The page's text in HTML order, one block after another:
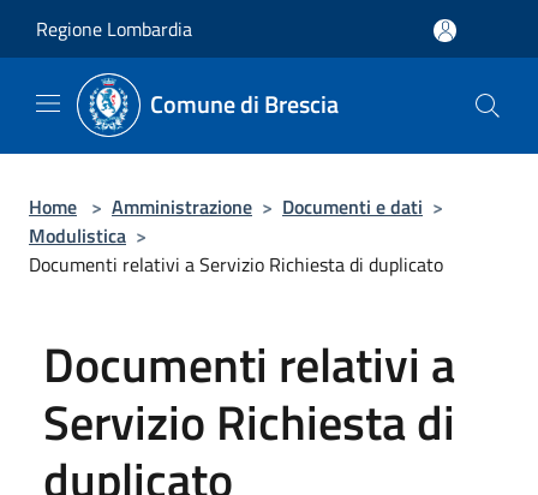
Regione Lombardia
Comune di Brescia
Home > Amministrazione > Documenti e dati >
Modulistica >
Documenti relativi a Servizio Richiesta di duplicato
Documenti relativi a
Servizio Richiesta di
duplicato